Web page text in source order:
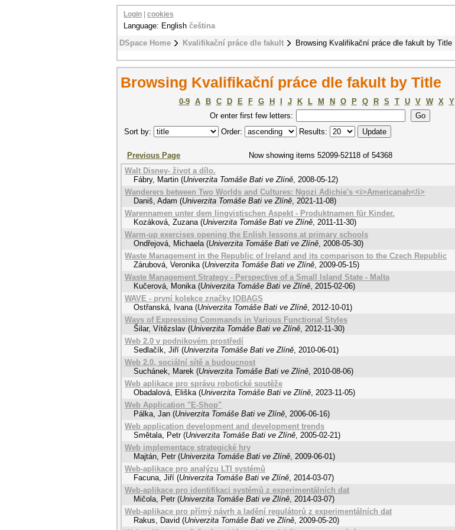
DSpace Home Kvalifikační práce dle fakult Browsing Kvalifikační práce dle fakult by Title
Login cookies
Language: English čeština
Browsing Kvalifikační práce dle fakult by Title
0-9 A B C D E F G H J K L M N O P Q R S T U V W X Y
Or enter first few letters:
Sort by:
Order: Results:
Previous Page Now showing items 52099-52118 of 54368
Walt Disney- život a dílo.
Fábry, Martin (Univerzita Tomáše Bati ve Zlíně, 2008-05-12)
Wanderers between Two Worlds and Cultures: Ngozi Adichie's <i>Americanah</i>
Daniš, Adam (Univerzita Tomáše Bati ve Zlíně, 2021-11-08)
Warennamen unter dem lingvistischen Aspekt - Produktnamen für Kinder.
Kozáková, Zuzana (Univerzita Tomáše Bati ve Zlíně, 2011-11-30)
Warm-up exercises opening the Enlish lessons at primary schools
Ondřejová, Michaela (Univerzita Tomáše Bati ve Zlíně, 2008-05-30)
Waste Management in the Republic of Ireland and its comparison to the Czech Republic
Zárubová, Veronika (Univerzita Tomáše Bati ve Zlíně, 2009-05-15)
Waste Management Strategy - Perspective of a Small Island State - Malta
Kučerová, Monika (Univerzita Tomáše Bati ve Zlíně, 2015-02-06)
WAVE - první kolekce značky IOBAGS
Ostřanská, Ivana (Univerzita Tomáše Bati ve Zlíně, 2012-10-01)
Ways of Expressing Commands in Various Functional Styles
Šilar, Vítězslav (Univerzita Tomáše Bati ve Zlíně, 2012-11-30)
Web 2.0 v podnikovém prostředí
Sedlačík, Jiří (Univerzita Tomáše Bati ve Zlíně, 2010-06-01)
Web 2.0, sociální sítě a budoucnost
Suchánek, Marek (Univerzita Tomáše Bati ve Zlíně, 2010-08-06)
Web aplikace pro správu robotické soutěže
Obadalová, Eliška (Univerzita Tomáše Bati ve Zlíně, 2023-11-05)
Web Application "E-Shop"
Pálka, Jan (Univerzita Tomáše Bati ve Zlíně, 2006-06-16)
Web application development and development trends
Smětala, Petr (Univerzita Tomáše Bati ve Zlíně, 2005-02-21)
Web implementace strategické hry
Majtán, Petr (Univerzita Tomáše Bati ve Zlíně, 2009-06-01)
Web-aplikace pro analýzu LTI systémů
Facuna, Jiří (Univerzita Tomáše Bati ve Zlíně, 2014-03-07)
Web-aplikace pro identifikaci systémů z experimentálních dat
Mičola, Petr (Univerzita Tomáše Bati ve Zlíně, 2014-03-07)
Web-aplikace pro přímý návrh a ladění regulátorů z experimentálních dat
Rakus, David (Univerzita Tomáše Bati ve Zlíně, 2009-05-20)